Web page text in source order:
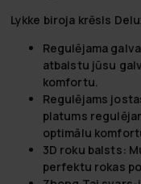
Lykke biroja krēsls
Regulējama
atbalstu jūsu
komfortu.
Regulējams
platums
optimālu
3D roku balsts:
perfektu rokas